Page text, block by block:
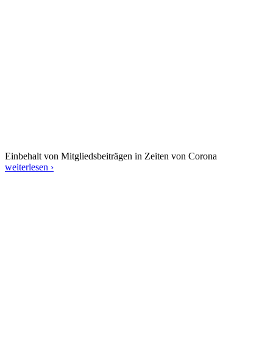
Einbehalt von Mitgliedsbeiträgen in Zeiten von Corona
weiterlesen ›